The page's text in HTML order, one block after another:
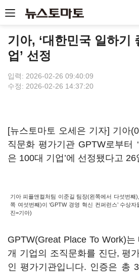
기아, ‘대한민국 일하기
업’ 선정
입력: 2026-02-26 09:40:09
수정: 2026-02-26 14:37:20
[뉴스토마토 오세은 기자] 기아
직문화 평가기관 GPTW로부터
은 100대 기업’에 선정됐다고
기아 피플앤컬처팀 이준길 팀장(왼쪽에서 다섯번째
쪽 여섯번째)이 ‘GPTW 경영 혁신 컨퍼런스’ 수상
진=기아)
GPTW(Great Place To Work)는
개 기업의 조직문화를 진단, 평
인 평가기관입니다. 인증은 총